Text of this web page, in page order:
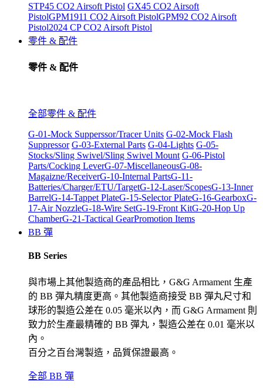
STP45 CO2 Airsoft Pistol GX45 CO2 Airsoft
PistolGPM1911 CO2 Airsoft PistolGPM92 CO2 Airsoft
Pistol2024 CP CO2 Airsoft Pistol
零件 & 配件
零件 & 配件
全部零件 & 配件
G-01-Mock Supperssor/Tracer Units G-02-Mock Flash
Suppressor G-03-External Parts G-04-Lights G-05-
Stocks/Sling Swivel/Sling Swivel Mount G-06-Pistol
Parts/Cocking LeverG-07-MiscellaneousG-08-
Magaizne/ReceiverG-10-Internal PartsG-11-
Batteries/Charger/ETU/TargetG-12-Laser/ScopesG-13-Inner
BarrelG-14-Tappet PlateG-15-Selector PlateG-16-GearboxG-
17-Air NozzleG-18-Wire SetG-19-Front KitG-20-Hop Up
ChamberG-21-Tactical GearPromotion Items
BB 彈
BB Series
與市場上其他製造商的產品相比，G&G Armament 生產
的 BB 彈丸精度更高。其他製造商接受 BB 彈丸尺寸和
球形的製造公差在 0.05 毫米以內，而 G&G Armament 則
致力於生產最精確的 BB 彈丸，製造公差在 0.01 毫米以
內。
百分之百台灣製造，品質保證最高。
全部 BB 彈